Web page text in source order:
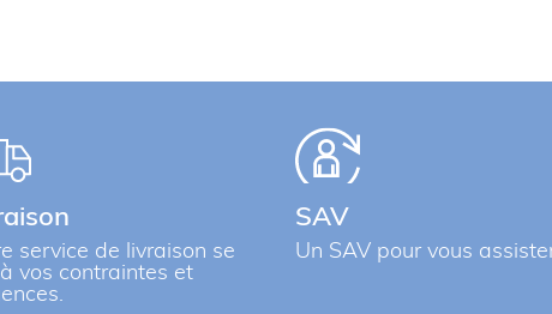
TRADITION+
service de livraison se
vos contraintes et
SAV
Un SAV pour vous